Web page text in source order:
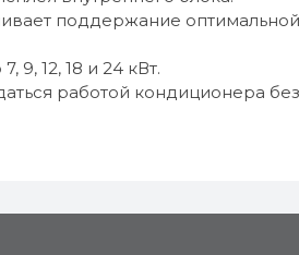
поддержание
12, 18 и 24 кВт.
работой кондиционера